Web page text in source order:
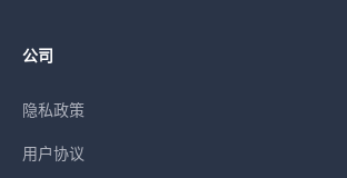
公司
隐私政策
用户协议